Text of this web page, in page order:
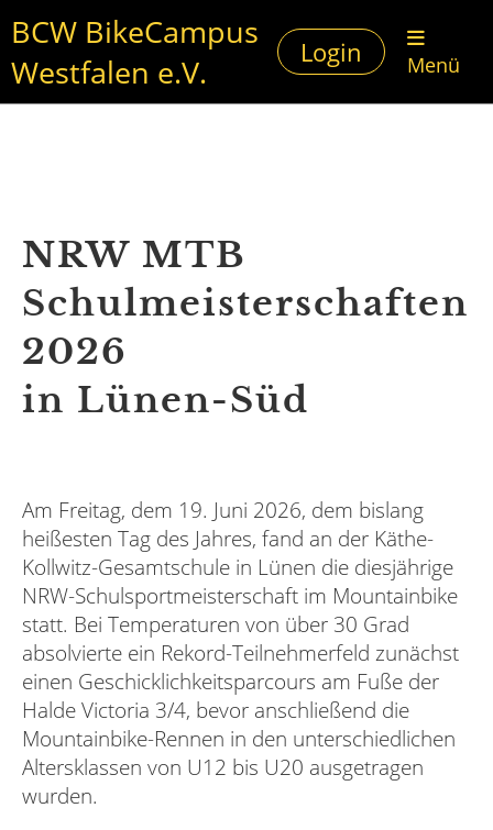
BCW BikeCampus
Westfalen e.V.
Login Menü
NRW MTB
Schulmeisterschaften
2026
in Lünen-Süd
Am Freitag, dem 19. Juni 2026, dem bislang
heißesten Tag des Jahres, fand an der Käthe-
Kollwitz-Gesamtschule in Lünen die diesjährige
NRW-Schulsportmeisterschaft im Mountainbike
statt. Bei Temperaturen von über 30 Grad
absolvierte ein Rekord-Teilnehmerfeld zunächst
einen Geschicklichkeitsparcours am Fuße der
Halde Victoria 3/4, bevor anschließend die
Mountainbike-Rennen in den unterschiedlichen
Altersklassen von U12 bis U20 ausgetragen
wurden.